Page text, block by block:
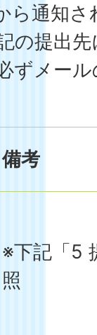
ら通知
の提出
ずメー
備考
※下記「5
照